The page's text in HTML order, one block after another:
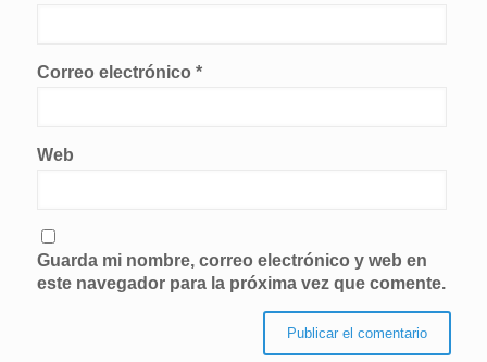
Correo electrónico *
Web
Guarda mi nombre, correo electrónico y web en
este navegador para la próxima vez que comente.